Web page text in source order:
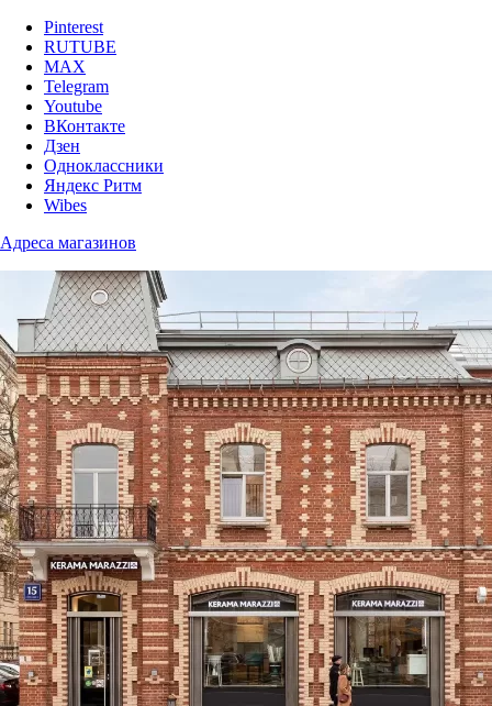
Pinterest
RUTUBE
MAX
Telegram
Youtube
ВКонтакте
Дзен
Одноклассники
Яндекс Ритм
Wibes
Адреса магазинов